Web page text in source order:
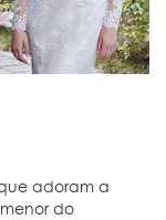
adoram a
do